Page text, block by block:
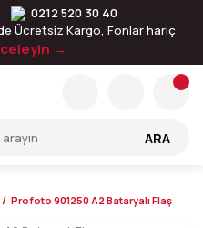
0212 520 30 40
Ücretsiz Kargo, Fonlar hariç
→
ARA
Profoto 901250 A2 Bataryalı Flaş